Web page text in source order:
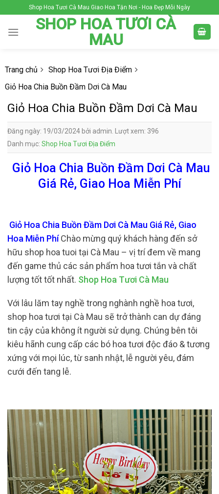
to
content
Shop Hoa Tươi Cà Mau Giao Hoa Tận Nơi - Hoa Đẹp Mỗi Ngày
SHOP HOA TƯƠI CÀ
MAU
Trang chủ
Shop Hoa Tươi Địa Điểm
Giỏ Hoa Chia Buồn Đầm Dơi Cà Mau
Giỏ Hoa Chia Buồn Đầm Dơi Cà Mau
Đăng ngày: 19/03/2024 bởi admin. Lượt xem: 396
Danh mục: Shop Hoa Tươi Địa Điểm
Giỏ Hoa Chia Buồn Đầm Dơi Cà Mau
Giá Rẻ, Giao Hoa Miễn Phí
Giỏ Hoa Chia Buồn Đầm Dơi Cà Mau Giá Rẻ, Giao
Hoa Miễn PhíChào mừng quý khách hàng đến sở
hữu shop hoa tuoi tại Cà Mau – vị trí đem về mang
đến game thủ các sản phẩm hoa tươi tắn và chất
lượng tốt tốt nhất. Shop Hoa Tươi Cà Mau
Với lâu lăm tay nghề trong nghành nghề hoa tươi,
shop hoa tươi tại Cà Mau sẽ trở thành can dự đáng
tin cậy của không ít người sử dụng. Chúng bên tôi
kiêu hãnh cung cấp các bó hoa tươi độc đáo & tương
xứng với mọi lúc, từ sanh nhật, lễ người yêu, đám
cưới đến tang lễ.